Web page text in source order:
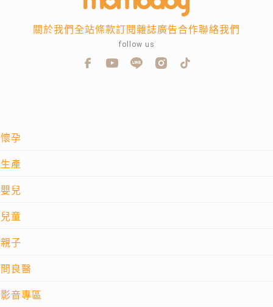
懷孕
生產
嬰兒
兒童
親子
問良醫
影音專區
關於我們全站條款訂閱雜誌廣告合作聯絡我們
follow us